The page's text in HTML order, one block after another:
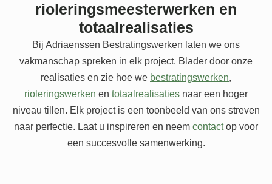
rioleringsmeesterwerken en
totaalrealisaties
Bij Adriaenssen Bestratingswerken laten we ons
vakmanschap spreken in elk project. Blader door onze
realisaties en zie hoe we bestratingswerken,
rioleringswerken en totaalrealisaties naar een hoger
niveau tillen. Elk project is een toonbeeld van ons streven
naar perfectie. Laat u inspireren en neem contactop voor
een succesvolle samenwerking.